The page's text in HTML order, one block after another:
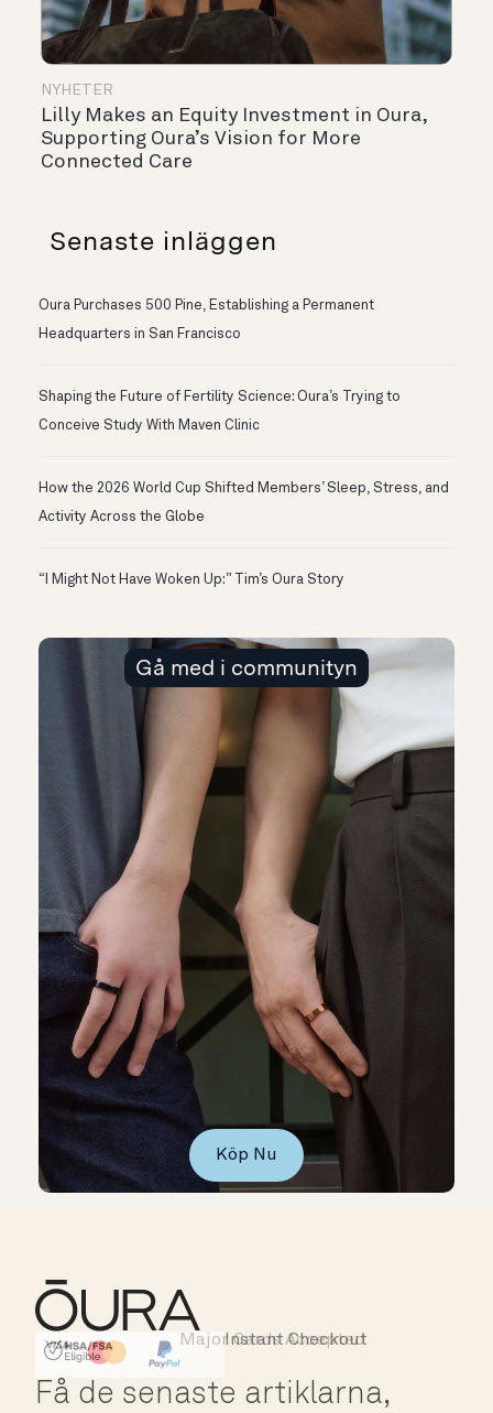
NYHETER
Lilly Makes an Equity Investment in Oura,
Supporting Oura’s Vision for More
Connected Care
Senaste inläggen
Oura Purchases 500 Pine, Establishing a Permanent
Headquarters in San Francisco
Shaping the Future of Fertility Science: Oura’s Trying to
Conceive Study With Maven Clinic
How the 2026 World Cup Shifted Members’ Sleep, Stress, and
Activity Across the Globe
“I Might Not Have Woken Up:” Tim’s Oura Story
Gå med i communityn
Köp Nu
HSA/FSA Eligible
Affirm
Instant Checkout
Major Cards Accepted
Få de senaste artiklarna,